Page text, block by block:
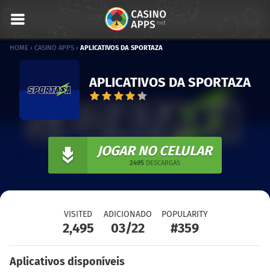
HOME › CASINO APPS › APLICATIVOS DA SPORTAZA
APLICATIVOS DA SPORTAZA
JOGAR NO CELULAR
2495DESCARGAS
VISITED
2,495
ADICIONADO
03/22
POPULARITY
#359
Aplicativos disponíveis